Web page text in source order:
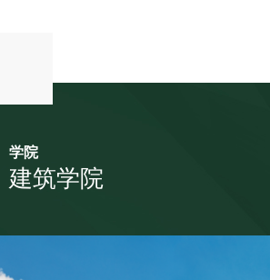
学院
建筑学院